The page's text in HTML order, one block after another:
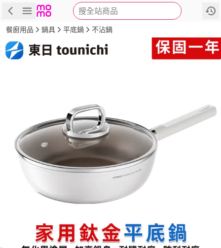
搜全站商品
商品 評價 詳情
餐廚用品 鍋具 平底鍋 不沾鍋